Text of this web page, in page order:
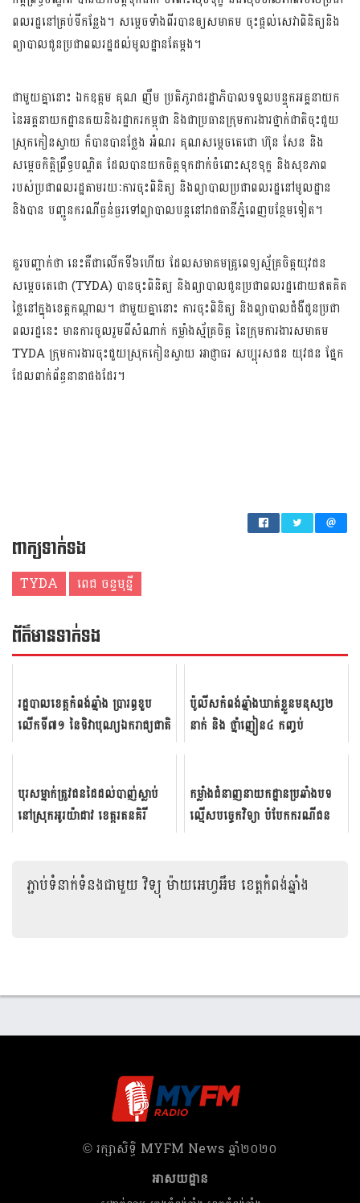
ពល​រដ្ឋ​នៅ​គ្រប់​ទី​កន្លែង។ សម្តេច​ទាំង​ពីរ​​បាន​ឲ្យ​សមាគម ​ចុះផ្តល់​សេវា​ពិនិត្យ​និង​
ព្យាបាល​ជូន​ប្រជាពលរដ្ឋ​ដល់មូលដ្ឋាន​តែម្តង។​
ជាមួយគ្នានោះ ឯកឧត្តម គុណ ញឹម ប្រតិភូរាជរដ្ឋាភិបាលទទួលបន្ទុកអគ្គនាយក
នៃអគ្គនាយកដ្ឋានគយនិងរដ្ឋាករកម្ពុជា និង​ជា​ប្រធាន​ក្រុម​ការងារ​​ថ្នាក់ជាតិចុះជួយ
ស្រុកកៀនស្វាយ ក៏បានបានថ្លែង អំណរ គុណសម្ដេចតេជោ ហ៊ុន សែន និង​
សម្ដេច​កិតិ្ត​ព្រឹទ្ធបណ្ឌិត ដែល​បាន​យក​ចិត្ត​ទុក​ដាក់ចំពោះ​សុខទុក្ខ និងសុខ​ភាព​
របស់ប្រជាពល​រដ្ឋតាមរយៈ​ការចុះពិនិត្យ និង​ព្យា​បាល​ប្រជា​ពលរដ្ឋនៅមូលដ្ឋាន
និងបាន បញ្ជូន​ករណី​ធ្ងន់ធ្ងរ​ទៅព្យាបាលបន្តនៅរាជធានីភ្នំពេញបន្ថែមទៀត។
គួរបញ្ជាក់ថា នេះគឺជាលើកទី៦ហើយ ដែលសមាគមគ្រូពេទ្យស្ម័គ្រចិត្តយុវជន
សម្ដេចតេជោ (TYDA) បានចុះពិនិត្យ និងព្យា​បា​ល​​ជូន​ប្រជា​ពល​រដ្ឋ​ដោយឥតគិត
ថ្លៃនៅក្នុងខេត្តកណ្តាល។ ជាមួយគ្នានោះ ការចុះពិនិត្យ និង​ព្យា​បាល​ជំងឺ​​ជូន​ប្រជា​
ពលរដ្ឋ​នេះ មានការចូលរួមពីសំណាក់ កម្លាំង​ស្ម័គ្រ​ចិត្ត នៃក្រុមការងារសមាគម
TYDA ក្រុមការងារចុះជួយស្រុកកៀនស្វាយ អាជ្ញាធរ សប្បុ​រស​ជន យុវជន ផ្នែក
ដែល​ពាក់ព័ន្ធនានាផងដែរ។
ពាក្យទាក់ទង
TYDA ពេជ ​ចន្ទមុន្នី
ព័ត៌មាន​ទាក់​ទង
រដ្ឋបាល​ខេត្ត​កំពង់​ឆ្នាំង​ ប្រារព្ធ​ខួប​
លើក​ទី​៧១​ នៃ​ទិវា​បុណ្យ​ឯក​រាជ្យ​ជាតិ​
ប៉ូ​លីស​កំពង់​ឆ្នាំង​ឃាត់​ខ្លួន​មនុស្ស​២​
នាក់​ និ​ង ថ្នាំ​ញៀន៤​ កញ្ចប់​
បុរស​ម្នាក់​ត្រូវ​ជន​ដៃ​ដល់​បាញ់​ស្លាប់​
នៅ​ស្រុក​អូរ​យ៉ា​ដាវ ​ខេត្ត​រតន​គិ​រី ​
កម្លាំងជំនាញនាយកដ្ឋានប្រឆាំងបទ
ល្មើសបច្ចេកវិទ្យា បំបែកករណីជន
ភ្ជាប់ទំនាក់ទំនងជាមួយវិទ្យុ ម៉ាយអេហ្វអឹម ខេត្តកំពង់ឆ្នាំង
​© រក្សា​សិទ្ធិ​ MYFM News ឆ្នាំ​២០២០
អាសយដ្ឋាន